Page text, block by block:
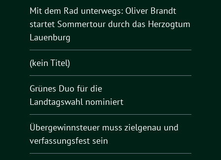
Mit dem Rad unterwegs: Oliver Brandt
startet Sommertour durch das Herzogtum
Lauenburg
(kein Titel)
Grünes Duo für die
Landtagswahl nominiert
Übergewinnsteuer muss zielgenau und
verfassungsfest sein